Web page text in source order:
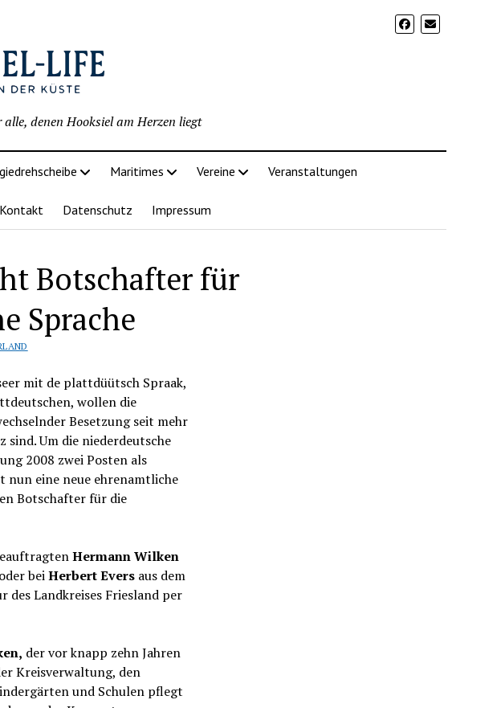
denen Hooksiel am Herzen liegt
Maritimes Vereine Veranstaltungen
Kontakt Datenschutz Impressum
Botschafter für
Sprache
mit de plattdüütsch Spraak,
wollen die
Besetzung seit mehr
sind. Um die niederdeutsche
2008 zwei Posten als
eine neue ehrenamtliche
Botschafter für die
Hermann Wilken
beiHerbert Eversaus dem
des Landkreises Friesland per
der vor knapp zehn Jahren
Kreisverwaltung, den
und Schulen pflegt